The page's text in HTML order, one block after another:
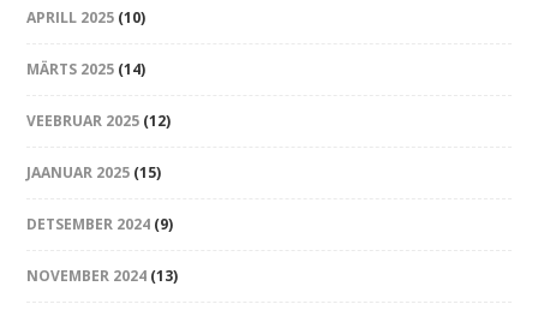
APRILL 2025 (10)
MÄRTS 2025 (14)
VEEBRUAR 2025 (12)
JAANUAR 2025 (15)
DETSEMBER 2024 (9)
NOVEMBER 2024 (13)